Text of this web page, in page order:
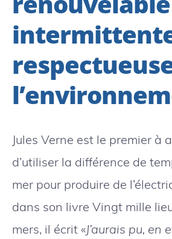
Jules Verne est le premier à
d’utiliser la différence de
mer pour produire de
dans son livre Vingt mille
mers, il écrit «J’aurais pu, en